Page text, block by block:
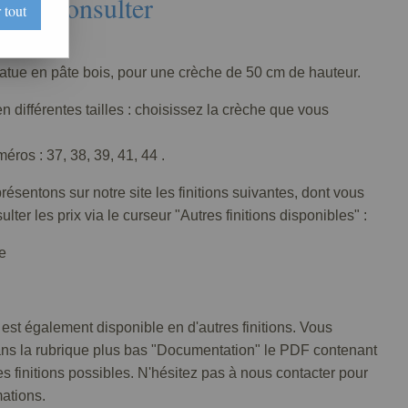
consulter
en pâte bois, pour une crèche de 50 cm de hauteur.
différentes tailles : choisissez la crèche que vous
: 37, 38, 39, 41, 44 .
sur notre site les finitions suivantes, dont vous
les prix via le curseur "Autres finitions disponibles" :
également disponible en d'autres finitions. Vous
la rubrique plus bas "Documentation" le PDF contenant
finitions possibles. N'hésitez pas à nous contacter pour
tout